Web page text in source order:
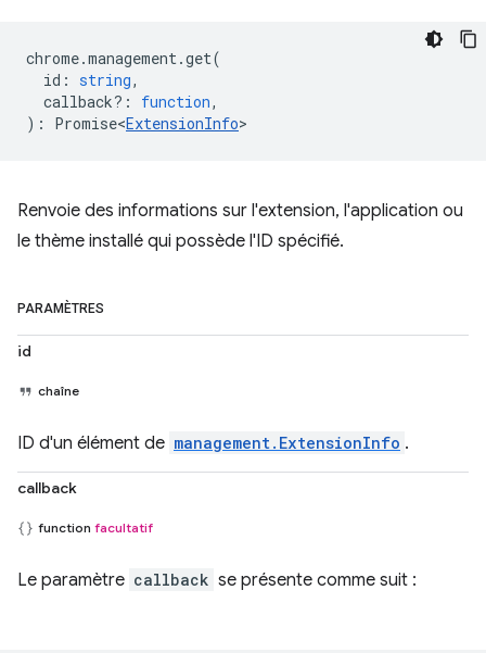
chrome.management.get(
id : string,
callback? : function,
) : Promise<ExtensionInfo>
Renvoie des informations sur l'extension, l'application ou
le thème installé qui possède l'ID spécifié.
PARAMÈTRES
id
chaîne
ID d'un élément de management.ExtensionInfo .
callback
function facultatif
Le paramètre callback se présente comme suit :